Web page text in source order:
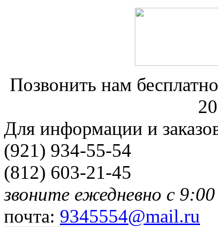
Позвонить нам
Для информации и
(921) 934-55-54
(812) 603-21-45
звоните ежедневно с
почта: 9345554@mail.ru